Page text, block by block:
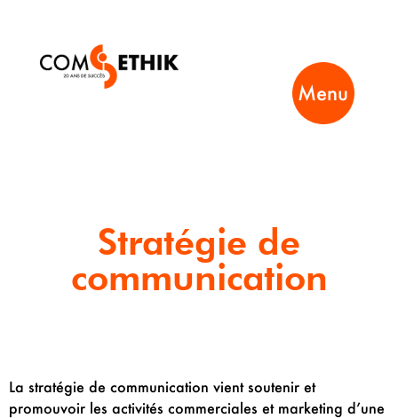
Menu
Stratégie de
communication
La stratégie de communication vient soutenir et
promouvoir les activités commerciales et marketing d’une